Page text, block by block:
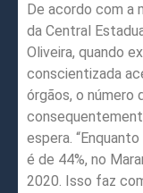
De acordo com a
da Central
Oliveira, quando
conscientizada
órgãos, o número
espera.
é de 44%, no
2020. Isso faz